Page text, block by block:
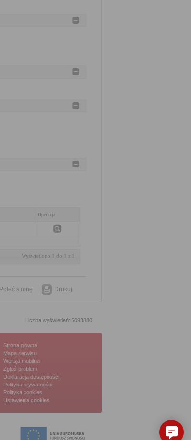
Operacja
Wyświetlono 1 do 1 z 1
Poleć stronę Drukuj
Liczba wyświetleń: 5093880
Strona główna
Mapa serwisu
Wersja mobilna
Zgłoś problem
Deklaracja dostępności
Polityka prywatności
Polityka cookies
Ustawienia cookies